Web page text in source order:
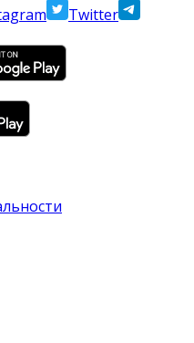
Twitter